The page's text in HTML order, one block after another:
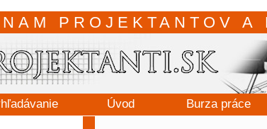
PROJEKTANTOV
Úvod Burza práce